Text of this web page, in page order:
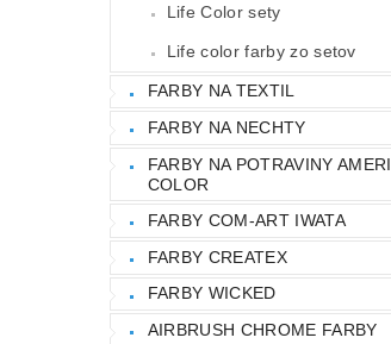
Life Color sety
Life color farby zo setov
FARBY NA TEXTIL
FARBY NA NECHTY
FARBY NA POTRAVINY AMERI
COLOR
FARBY COM-ART IWATA
FARBY CREATEX
FARBY WICKED
AIRBRUSH CHROME FARBY